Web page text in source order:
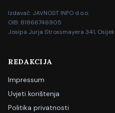
Izdavač: JAVNOST INFO d.o.o.
OIB: 81866746905
Josipa Jurja Strossmayera 341, Osijek
REDAKCIJA
Impressum
Uvjeti korištenja
Politika privatnosti